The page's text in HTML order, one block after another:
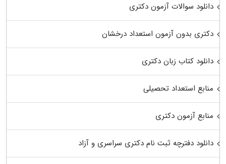
دانلود سوالات آزمون دکتری
دکتری بدون آزمون استعداد درخشان
دانلود کتاب زبان دکتری
منابع استعداد تحصیلی
منابع آزمون دکتری
دانلود دفترچه ثبت نام دکتری سراسری و آزاد